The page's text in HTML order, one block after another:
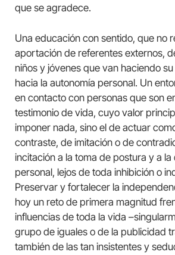
que se agradece.
Una educación con sentido, que no
aportación de referentes externos,
niños y jóvenes que van haciendo
hacia la autonomía personal. Un
en contacto con personas que son
testimonio de vida, cuyo valor
imponer nada, sino el de actuar
contraste, de imitación o de
incitación a la toma de postura y a la
personal, lejos de toda inhibición o
Preservar y fortalecer la
hoy un reto de primera magnitud
influencias de toda la vida
grupo de iguales o de la publicidad
también de las tan insistentes y